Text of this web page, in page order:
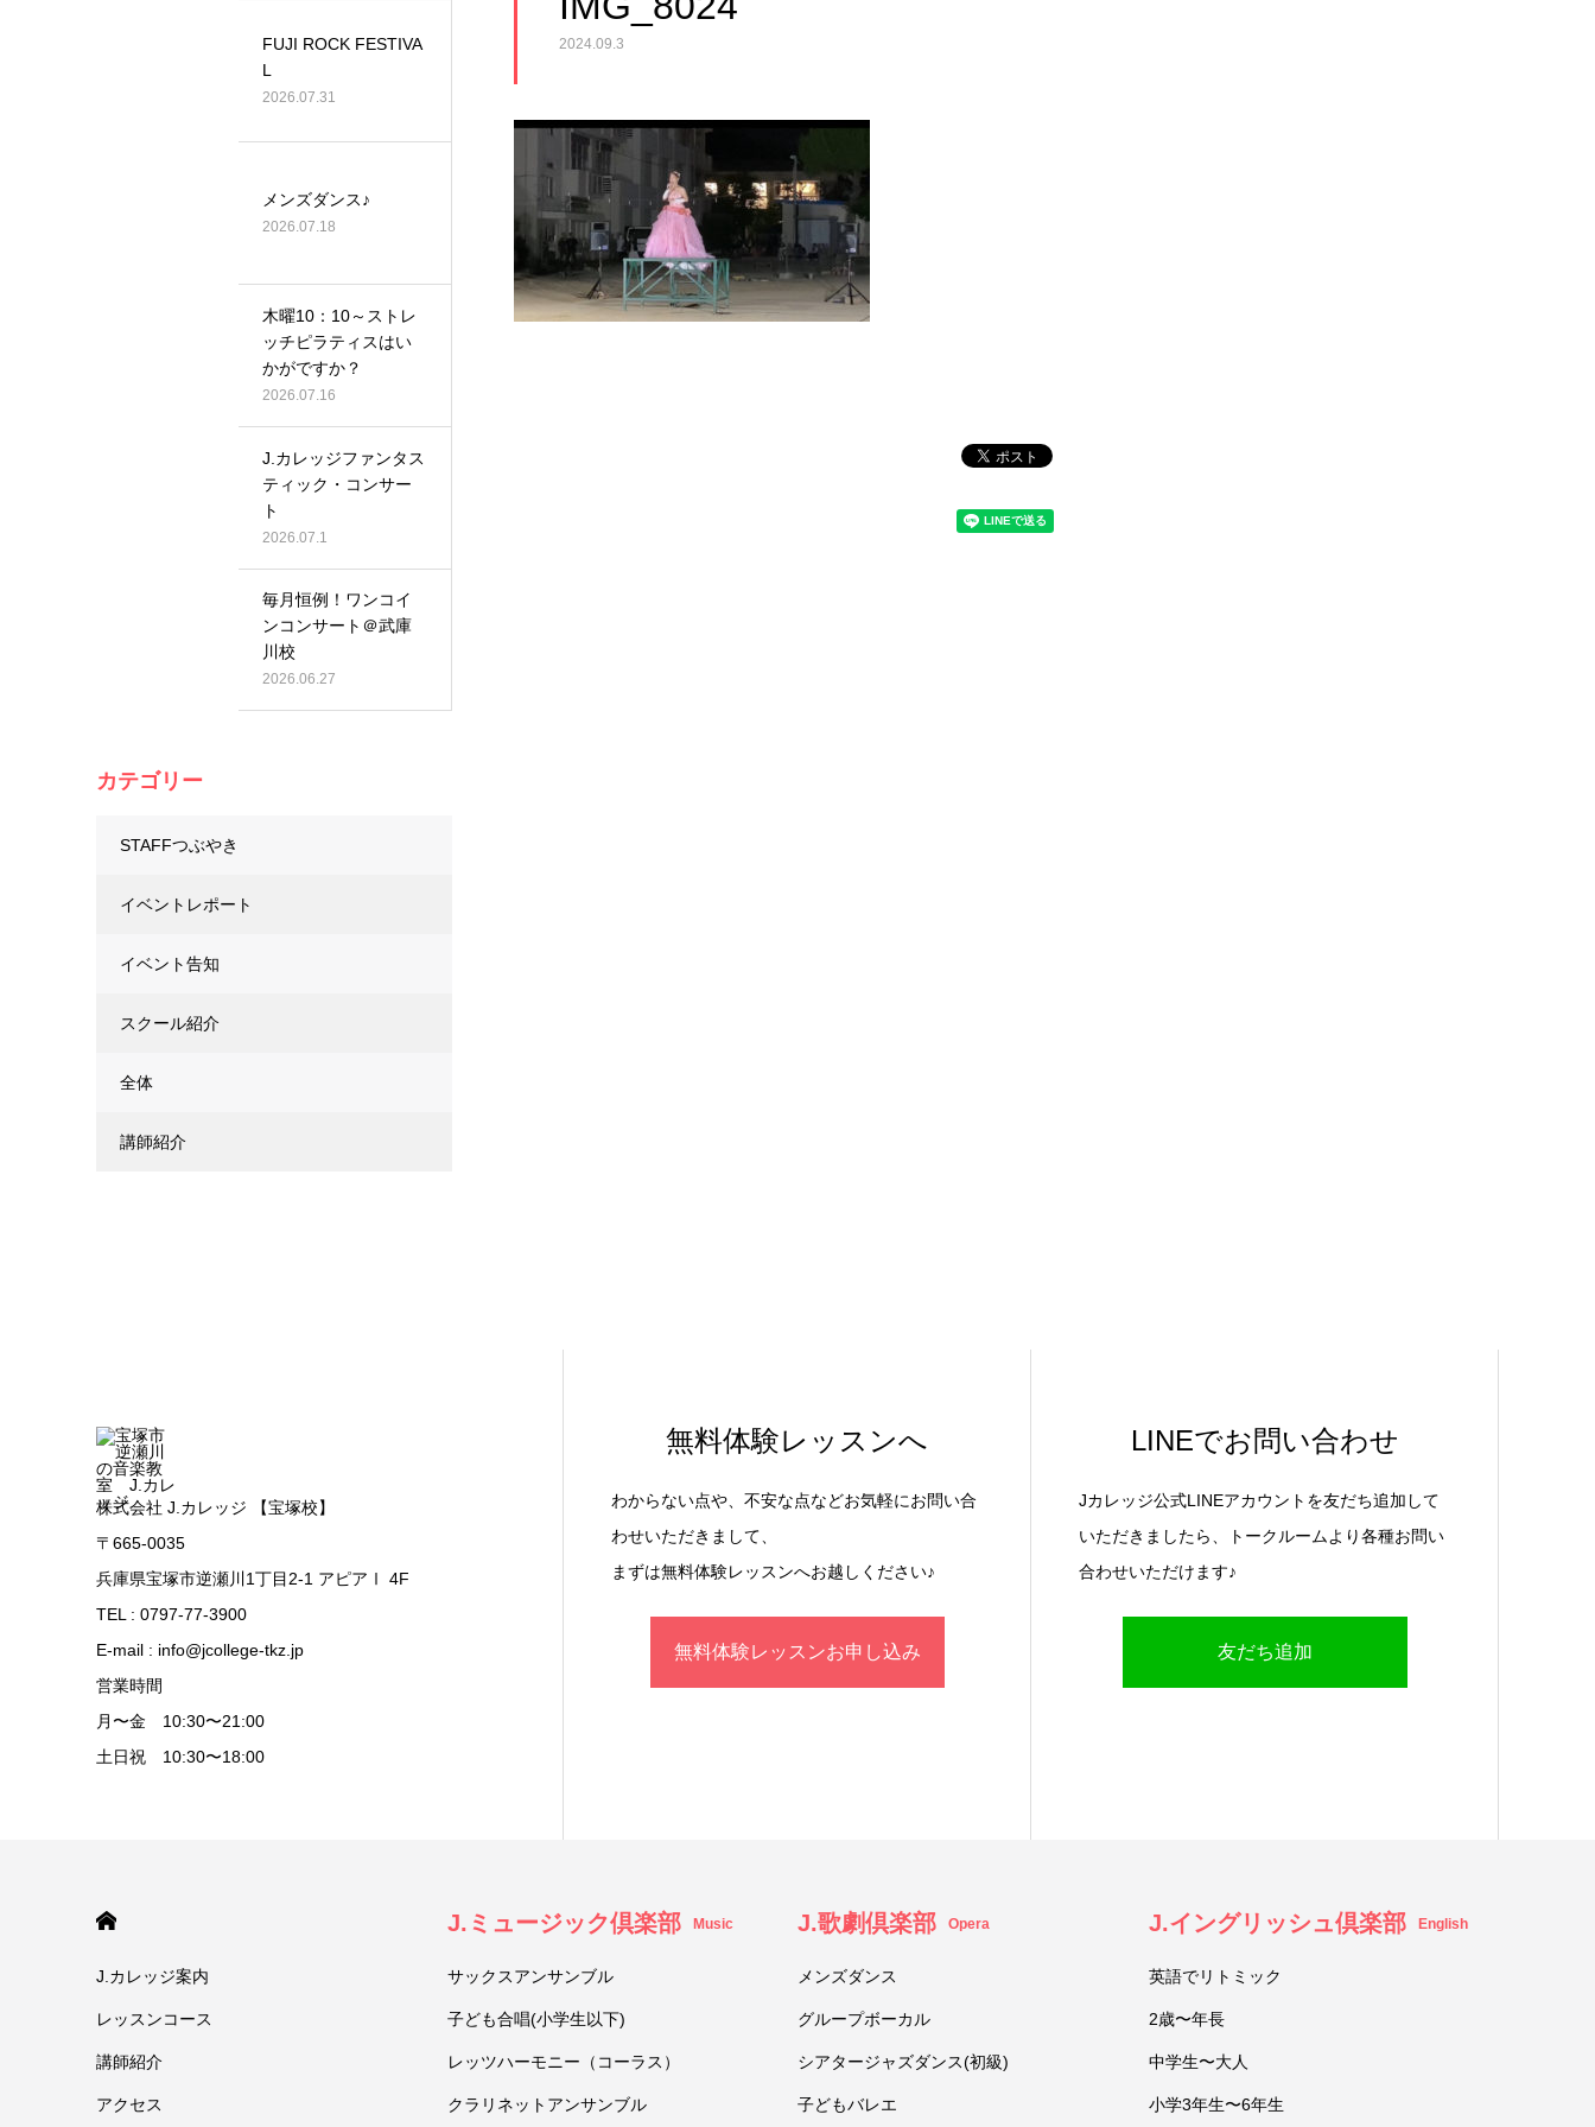
2024.09.3
FUJI ROCK FESTIVA
L
2026.07.31
メンズダンス♪
2026.07.18
木曜10：10～ストレ
ッチピラティスはい
かがですか？
2026.07.16
J.カレッジファンタス
ティック・コンサー
ト
2026.07.1
毎月恒例！ワンコイ
ンコンサート＠武庫
川校
2026.06.27
カテゴリー
STAFFつぶやき
イベントレポート
イベント告知
スクール紹介
全体
講師紹介
株式会社 J.カレッジ 【宝塚校】
〒665-0035
兵庫県宝塚市逆瀬川1丁目2-1 アピアⅠ 4F
TEL : 0797-77-3900
E-mail : info@jcollege-tkz.jp
営業時間
月〜金 10:30〜21:00
土日祝 10:30〜18:00
無料体験レッスンへ
わからない点や、不安な点などお気軽にお問い合
わせいただきまして、
まずは無料体験レッスンへお越しください♪
無料体験レッスンお申し込み
LINEでお問い合わせ
Jカレッジ公式LINEアカウントを友だち追加して
いただきましたら、トークルームより各種お問い
合わせいただけます♪
友だち追加
J.カレッジ案内
レッスンコース
講師紹介
アクセス
J.ミュージック倶楽部 Music
サックスアンサンブル
子ども合唱(小学生以下)
レッツハーモニー（コーラス）
クラリネットアンサンブル
J.歌劇倶楽部 Opera
メンズダンス
グループボーカル
シアタージャズダンス(初級)
子どもバレエ
J.イングリッシュ倶楽部 English
英語でリトミック
2歳〜年長
中学生〜大人
小学3年生〜6年生